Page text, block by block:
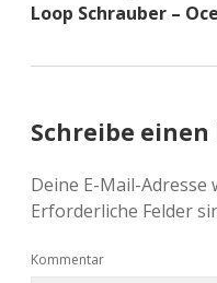
Loop Schrauber –
Schreibe
Deine E-Mail-
Erforderliche Felder
Kommentar